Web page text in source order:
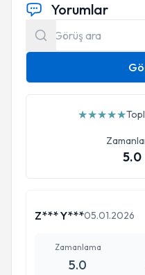
Yorumlar
★★★★★
5.0
Z*** Y***05.01.2026
Zamanlama
5.0